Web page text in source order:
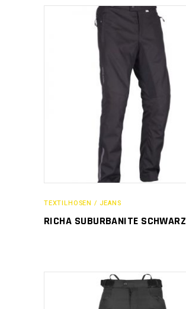
TEXTILHOSEN / JEANS
RICHA SUBURBANITE SCHWARZ